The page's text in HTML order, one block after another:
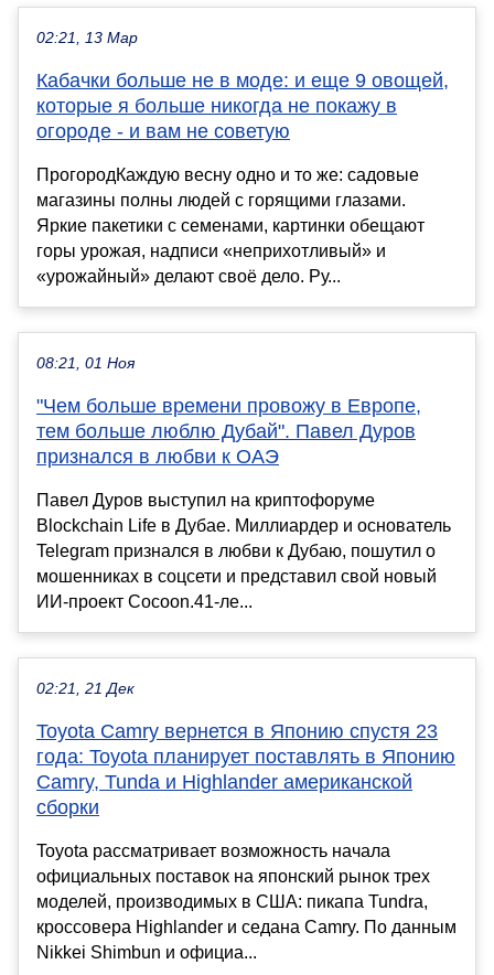
02:21, 13 Мар
Кабачки больше не в моде: и еще 9 овощей,
которые я больше никогда не покажу в
огороде - и вам не советую
ПрогородКаждую весну одно и то же: садовые
магазины полны людей с горящими глазами.
Яркие пакетики с семенами, картинки обещают
горы урожая, надписи «неприхотливый» и
«урожайный» делают своё дело. Ру...
08:21, 01 Ноя
"Чем больше времени провожу в Европе,
тем больше люблю Дубай". Павел Дуров
признался в любви к ОАЭ
Павел Дуров выступил на криптофоруме
Blockchain Life в Дубае. Миллиардер и основатель
Telegram признался в любви к Дубаю, пошутил о
мошенниках в соцсети и представил свой новый
ИИ-проект Cocoon.41-ле...
02:21, 21 Дек
Toyota Camry вернется в Японию спустя 23
года: Toyota планирует поставлять в Японию
Camry, Tunda и Highlander американской
сборки
Toyota рассматривает возможность начала
официальных поставок на японский рынок трех
моделей, производимых в США: пикапа Tundra,
кроссовера Highlander и седана Camry. По данным
Nikkei Shimbun и официа...